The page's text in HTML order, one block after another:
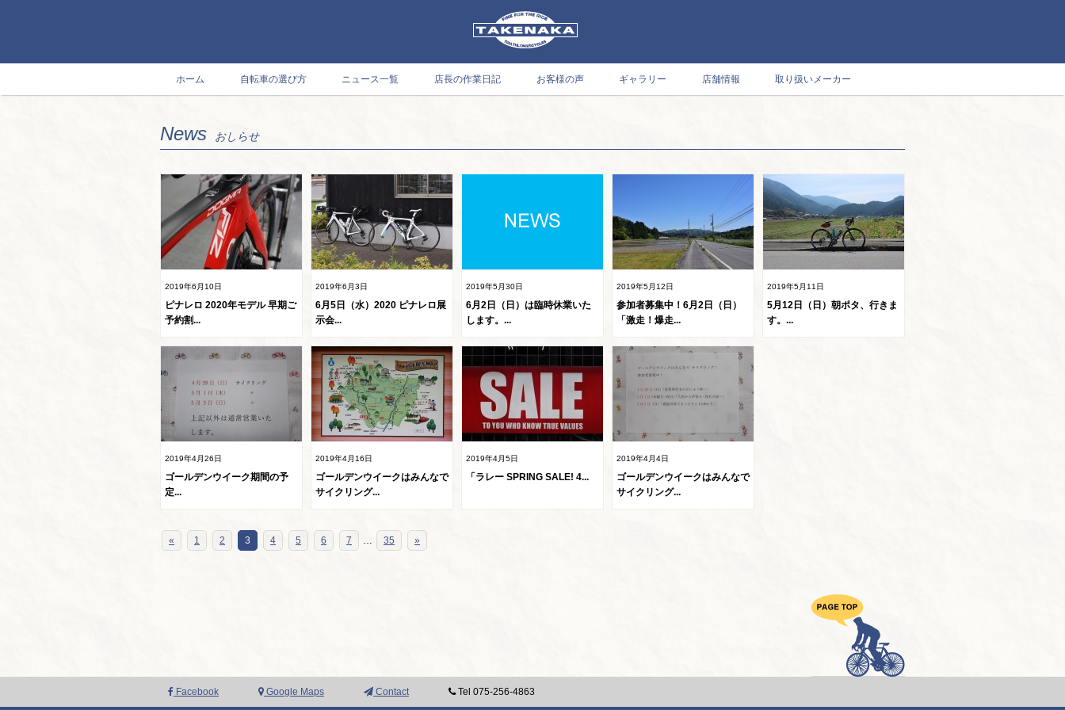
ホーム 自転車の選び方 ニュース一覧 店長の作業日記 お客様の声 ギャラリー 店舗情報 取り扱いメーカー
News おしらせ
2019年6月10日
ピナレロ 2020年モデル 早期ご
予約割...
2019年6月3日
6月5日（水）2020 ピナレロ展
示会...
2019年5月30日
6月2日（日）は臨時休業いた
します。...
2019年5月12日
参加者募集中！6月2日（日）
「激走！爆走...
2019年5月11日
5月12日（日）朝ポタ、行きま
す。...
2019年4月26日
ゴールデンウイーク期間の予
定...
2019年4月16日
ゴールデンウイークはみんなで
サイクリング...
2019年4月5日
「ラレー SPRING SALE! 4...
2019年4月4日
ゴールデンウイークはみんなで
サイクリング...
« 1 2 3 4 5 6 7 … 35 »
Facebook Google Maps Contact Tel 075-256-4863